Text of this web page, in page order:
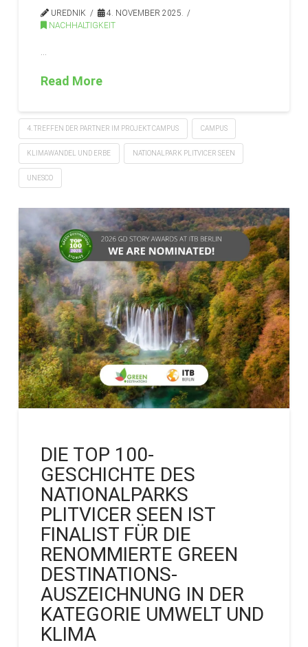
UREDNIK
4. NOVEMBER 2025.
NACHHALTIGKEIT
Read More
4. TREFFEN DER PARTNER IM PROJEKT CAMPUS CAMPUS
KLIMAWANDEL UND ERBE NATIONALPARK PLITVICER SEEN
UNESCO
DIE TOP 100-
GESCHICHTE DES
NATIONALPARKS
PLITVICER SEEN IST
FINALIST FÜR DIE
RENOMMIERTE GREEN
DESTINATIONS-
AUSZEICHNUNG IN DER
KATEGORIE UMWELT UND
KLIMA